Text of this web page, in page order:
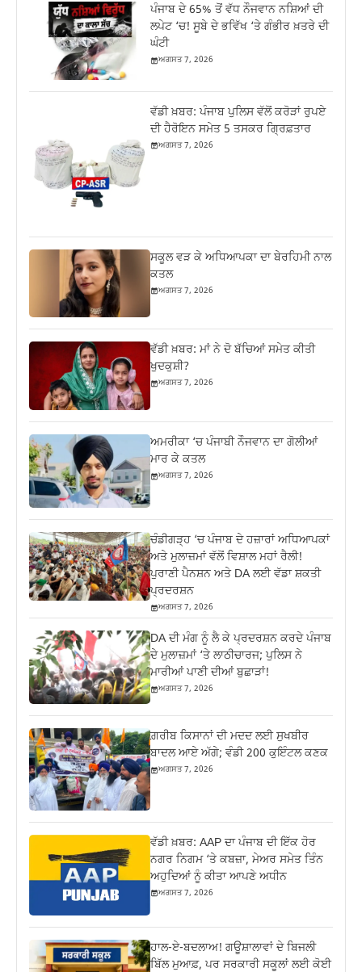
ਪੰਜਾਬ ਦੇ 65% ਤੋਂ ਵੱਧ ਨੌਜਵਾਨ ਨਸ਼ਿਆਂ ਦੀ
ਲਪੇਟ ‘ਚ! ਸੂਬੇ ਦੇ ਭਵਿੱਖ ‘ਤੇ ਗੰਭੀਰ ਖ਼ਤਰੇ ਦੀ
ਘੰਟੀ
ਅਗਸਤ 7, 2026
ਵੱਡੀ ਖ਼ਬਰ: ਪੰਜਾਬ ਪੁਲਿਸ ਵੱਲੋਂ ਕਰੋੜਾਂ ਰੁਪਏ
ਦੀ ਹੈਰੋਇਨ ਸਮੇਤ 5 ਤਸਕਰ ਗ੍ਰਿਫ਼ਤਾਰ
ਅਗਸਤ 7, 2026
ਸਕੂਲ ਵੜ ਕੇ ਅਧਿਆਪਕਾ ਦਾ ਬੇਰਹਿਮੀ ਨਾਲ
ਕਤਲ
ਅਗਸਤ 7, 2026
ਵੱਡੀ ਖ਼ਬਰ: ਮਾਂ ਨੇ ਦੋ ਬੱਚਿਆਂ ਸਮੇਤ ਕੀਤੀ
ਖੁਦਕੁਸ਼ੀ?
ਅਗਸਤ 7, 2026
ਅਮਰੀਕਾ ‘ਚ ਪੰਜਾਬੀ ਨੌਜਵਾਨ ਦਾ ਗੋਲੀਆਂ
ਮਾਰ ਕੇ ਕਤਲ
ਅਗਸਤ 7, 2026
ਚੰਡੀਗੜ੍ਹ ‘ਚ ਪੰਜਾਬ ਦੇ ਹਜ਼ਾਰਾਂ ਅਧਿਆਪਕਾਂ
ਅਤੇ ਮੁਲਾਜ਼ਮਾਂ ਵੱਲੋਂ ਵਿਸ਼ਾਲ ਮਹਾਂ ਰੈਲੀ!
ਪੁਰਾਣੀ ਪੈਨਸ਼ਨ ਅਤੇ DA ਲਈ ਵੱਡਾ ਸ਼ਕਤੀ
ਪ੍ਰਦਰਸ਼ਨ
ਅਗਸਤ 7, 2026
DA ਦੀ ਮੰਗ ਨੂੰ ਲੈ ਕੇ ਪ੍ਰਦਰਸ਼ਨ ਕਰਦੇ ਪੰਜਾਬ
ਦੇ ਮੁਲਾਜ਼ਮਾਂ ‘ਤੇ ਲਾਠੀਚਾਰਜ; ਪੁਲਿਸ ਨੇ
ਮਾਰੀਆਂ ਪਾਣੀ ਦੀਆਂ ਬੁਛਾੜਾਂ!
ਅਗਸਤ 7, 2026
ਗ਼ਰੀਬ ਕਿਸਾਨਾਂ ਦੀ ਮਦਦ ਲਈ ਸੁਖਬੀਰ
ਬਾਦਲ ਆਏ ਅੱਗੇ; ਵੰਡੀ 200 ਕੁਇੰਟਲ ਕਣਕ
ਅਗਸਤ 7, 2026
ਵੱਡੀ ਖ਼ਬਰ: AAP ਦਾ ਪੰਜਾਬ ਦੀ ਇੱਕ ਹੋਰ
ਨਗਰ ਨਿਗਮ ‘ਤੇ ਕਬਜ਼ਾ, ਮੇਅਰ ਸਮੇਤ ਤਿੰਨ
ਅਹੁਦਿਆਂ ਨੂੰ ਕੀਤਾ ਆਪਣੇ ਅਧੀਨ
ਅਗਸਤ 7, 2026
ਹਾਲ-ਏ-ਬਦਲਾਅ! ਗਊਸ਼ਾਲਾਵਾਂ ਦੇ ਬਿਜਲੀ
ਬਿੱਲ ਮੁਆਫ਼, ਪਰ ਸਰਕਾਰੀ ਸਕੂਲਾਂ ਲਈ ਕੋਈ